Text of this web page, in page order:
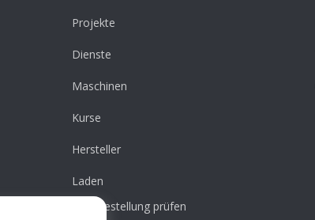
Projekte
Dienste
Maschinen
Kurse
Hersteller
Laden
Bestellung prüfen